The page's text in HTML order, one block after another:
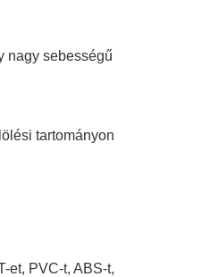
nagy sebességű
tartományon
et, PVC-t, ABS-t,